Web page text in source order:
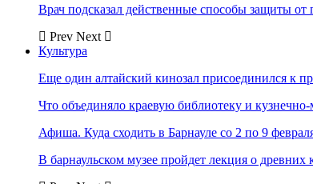
Врач подсказал действенные способы защиты
Prev Next
Культура
Еще один алтайский кинозал присоединился к
Что объединяло краевую библиотеку и
Афиша. Куда сходить в Барнауле со 2 по 9
В барнаульском музее пройдет лекция о древних